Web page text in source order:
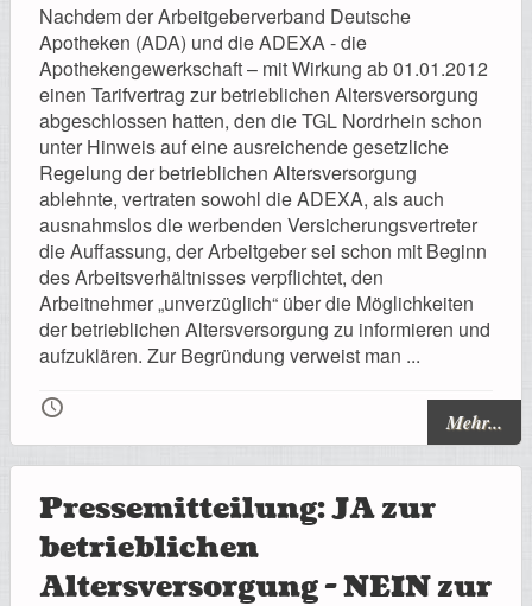
Registrierung
Impressionen
Hilfe
Mitgliederbereich
Nachdem der Arbeitgeberverband Deutsche
Apotheken (ADA) und die ADEXA - die
Apothekengewerkschaft – mit Wirkung ab 01.01.2012
einen Tarifvertrag zur betrieblichen Altersversorgung
abgeschlossen hatten, den die TGL Nordrhein schon
unter Hinweis auf eine ausreichende gesetzliche
Regelung der betrieblichen Altersversorgung
ablehnte, vertraten sowohl die ADEXA, als auch
ausnahmslos die werbenden Versicherungsvertreter
die Auffassung, der Arbeitgeber sei schon mit Beginn
des Arbeitsverhältnisses verpflichtet, den
Arbeitnehmer „unverzüglich“ über die Möglichkeiten
der betrieblichen Altersversorgung zu informieren und
aufzuklären. Zur Begründung verweist man ...
🕔 Mehr...
Pressemitteilung: JA zur
betrieblichen
Altersversorgung - NEIN zur